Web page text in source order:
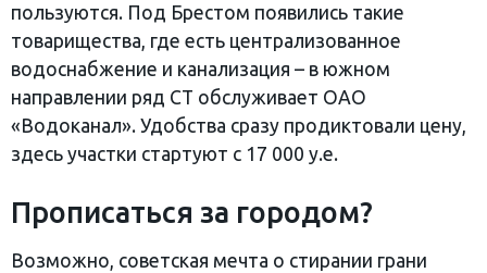
пользуются. Под Брестом появились такие
товарищества, где есть централизованное
водоснабжение и канализация – в южном
направлении ряд СТ обслуживает ОАО
«Водоканал». Удобства сразу продиктовали цену,
здесь участки стартуют с 17 000 у.е.
Прописаться за городом?
Возможно, советская мечта о стирании грани